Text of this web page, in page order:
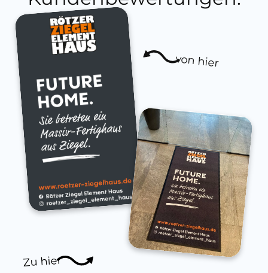
Zu hier
von hier